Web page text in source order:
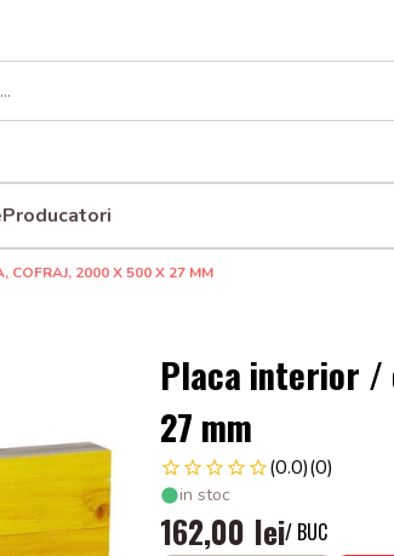
Producatori
COFRAJ, 2000 X 500 X 27 MM
Placa interior /
27 mm
(0.0)(0)
in stoc
162,00 lei/ BUC